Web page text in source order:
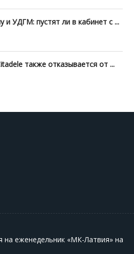
и УДГМ: пустят ли в кабинет с ...
также отказывается от ...
на еженедельник «МК-Латвия» на